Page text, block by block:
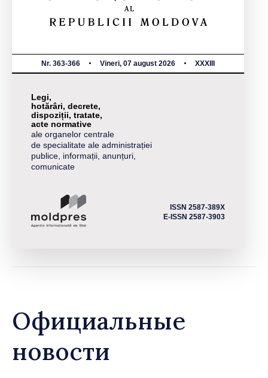
Nr. 363-366 Vineri, 07 august 2026 XXXIII
Legi,
hotărâri, decrete,
dispoziții, tratate,
acte normative
ale organelor centrale
de specialitate ale administrației
publice, informații, anunțuri,
comunicate
ISSN 2587-389X
E-ISSN 2587-3903
Официальные
новости